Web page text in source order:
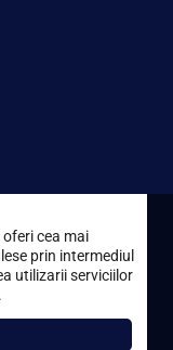
cea mai
prin intermediul
utilizarii serviciilor